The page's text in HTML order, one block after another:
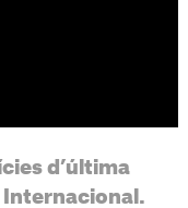
d’última
Internacional.